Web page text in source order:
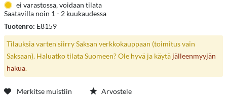
ei varastossa, voidaan tilata
Saatavilla noin 1 - 2 kuukaudessa
Tuotenro: E8159
Tilauksia varten siirry Saksan verkkokauppaan (toimitus vain
Saksaan). Haluatko tilata Suomeen? Ole hyvä ja käytä jälleenmyyjän
hakua.
Merkitse muistiin Arvostele